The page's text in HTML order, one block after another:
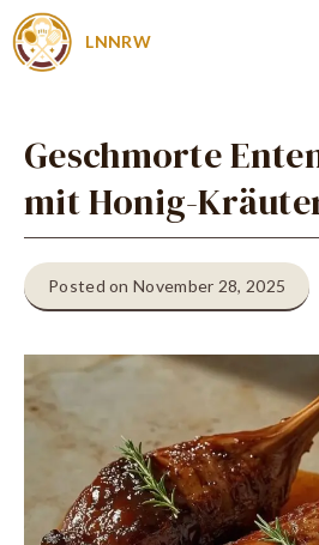
Zum
Inhalt
LNNRW
Geschmorte
mit Honig-
Posted on November 28, 2025